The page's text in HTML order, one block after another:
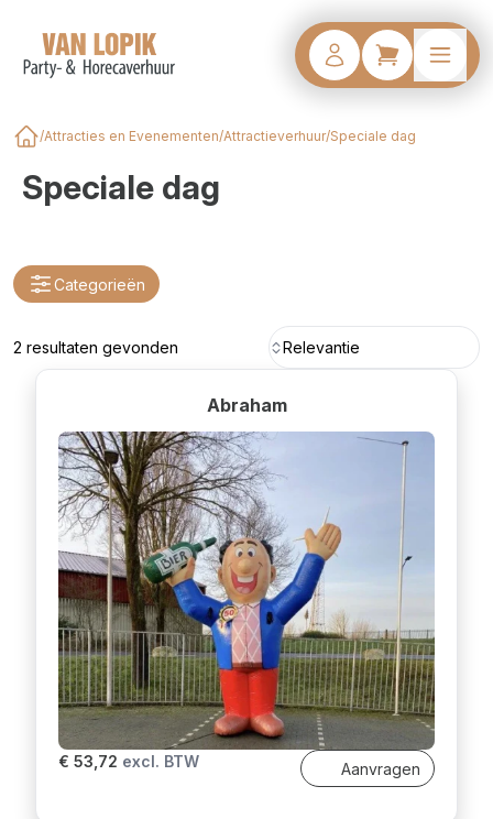
/Attracties en Evenementen/Attractieverhuur/Speciale dag
Speciale dag
Categorieën
2 resultaten gevonden Relevantie
Abraham
€ 53,72 excl. BTW Aanvragen